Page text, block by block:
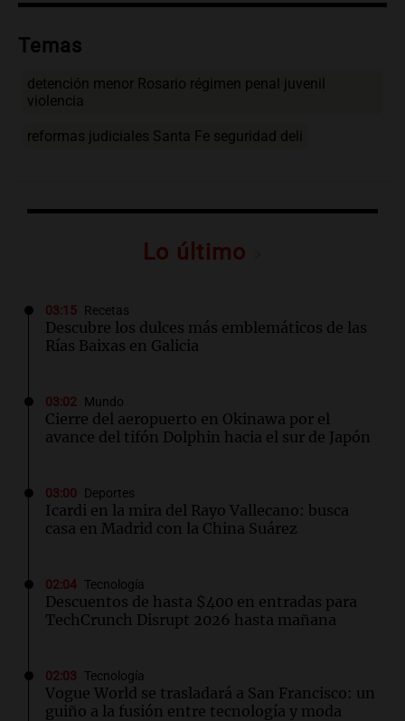
Temas
detención menor Rosario régimen penal juvenil
violencia
reformas judiciales Santa Fe seguridad deli
Lo último
03:15 Recetas
Descubre los dulces más emblemáticos de las
Rías Baixas en Galicia
03:02 Mundo
Cierre del aeropuerto en Okinawa por el
avance del tifón Dolphin hacia el sur de Japón
03:00 Deportes
Icardi en la mira del Rayo Vallecano: busca
casa en Madrid con la China Suárez
02:04 Tecnología
Descuentos de hasta $400 en entradas para
TechCrunch Disrupt 2026 hasta mañana
02:03 Tecnología
Vogue World se trasladará a San Francisco: un
guiño a la fusión entre tecnología y moda